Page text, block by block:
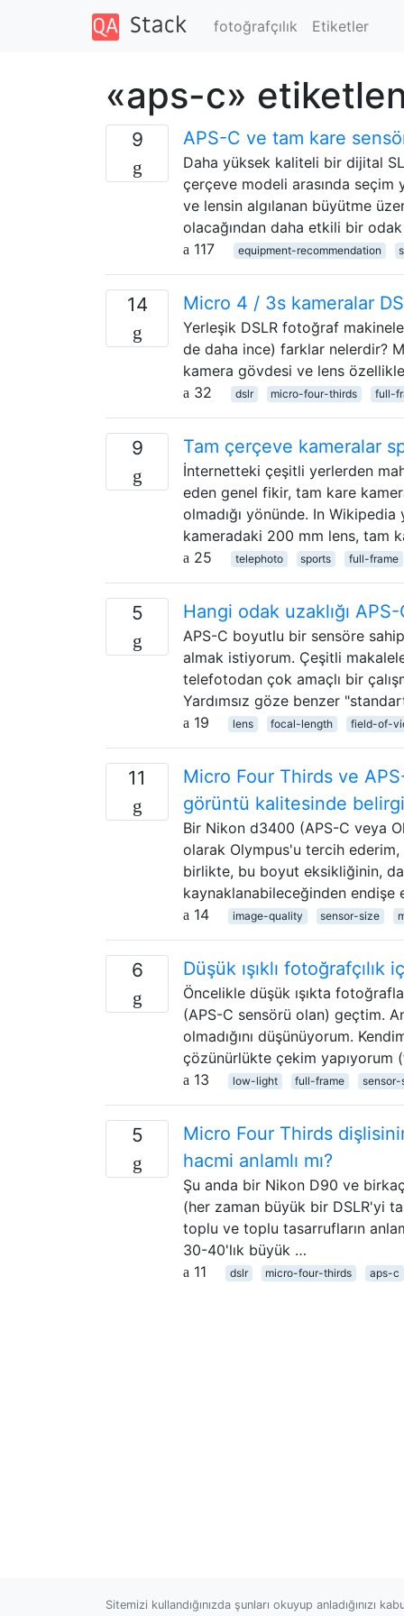
fotoğrafçılık Etiketler
«aps-c»
9 APS-C ve tam kare
Daha yüksek kaliteli bir dijital
çerçeve modeli arasında seçim
ve lensin algılanan büyütme
olacağından daha etkili bir
117
equipment-recommendation
14 Micro 4 / 3s kameralar
Yerleşik DSLR fotoğraf
de daha ince) farklar nelerdir?
kamera gövdesi ve lens
32
dslr micro-four-thirds full-
9 Tam çerçeve kameralar
İnternetteki çeşitli yerlerden
eden genel fikir, tam kare
olmadığı yönünde. In
kameradaki 200 mm lens, tam
25
telephoto sports full-frame
5 Hangi odak uzaklığı
APS-C boyutlu bir sensöre
almak istiyorum. Çeşitli
telefotodan çok amaçlı bir
Yardımsız göze benzer
19
lens focal-length field-of-
11
Micro Four Thirds ve
görüntü kalitesinde
Bir Nikon d3400 (APS-C veya
olarak Olympus'u tercih
birlikte, bu boyut eksikliğinin,
kaynaklanabileceğinden
14
image-quality sensor-size
6 Düşük ışıklı
Öncelikle düşük ışıkta
(APS-C sensörü olan) geçtim.
olmadığını düşünüyorum.
çözünürlükte çekim yapıyorum
13
low-light full-frame sensor-
5
Micro Four Thirds
hacmi anlamlı mı?
Şu anda bir Nikon D90 ve
(her zaman büyük bir DSLR'yi
toplu ve toplu tasarrufların
30-40'lık büyük …
11
dslr micro-four-thirds aps-c
Sitemizi kullandığınızda şunları okuyup anladığınızı